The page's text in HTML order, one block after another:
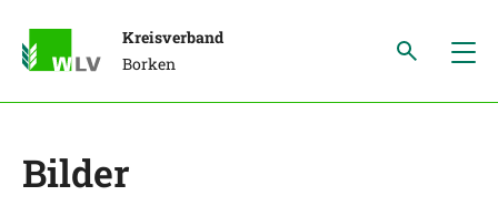
Kreisverband
Borken
Bilder